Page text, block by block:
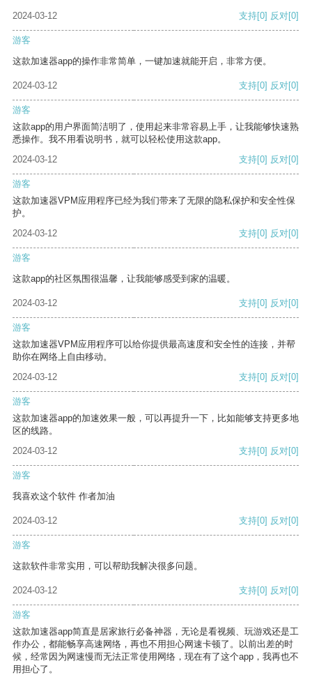
2024-03-12 支持[0] 反对[0]
游客
这款加速器app的操作非常简单，一键加速就能开启，非常方便。
2024-03-12 支持[0] 反对[0]
游客
这款app的用户界面简洁明了，使用起来非常容易上手，让我能够快速熟
悉操作。我不用看说明书，就可以轻松使用这款app。
2024-03-12
支持[0] 反对[0]
游客
这款加速器VPM应用程序已经为我们带来了无限的隐私保护和安全性保
护。
2024-03-12
支持[0] 反对[0]
游客
这款app的社区氛围很温馨，让我能够感受到家的温暖。
2024-03-12 支持[0] 反对[0]
游客
这款加速器VPM应用程序可以给你提供最高速度和安全性的连接，并帮
助你在网络上自由移动。
2024-03-12
支持[0] 反对[0]
游客
这款加速器app的加速效果一般，可以再提升一下，比如能够支持更多地
区的线路。
2024-03-12
支持[0] 反对[0]
游客
我喜欢这个软件 作者加油
2024-03-12 支持[0] 反对[0]
游客
这款软件非常实用，可以帮助我解决很多问题。
2024-03-12 支持[0] 反对[0]
游客
这款加速器app简直是居家旅行必备神器，无论是看视频、玩游戏还是工
作办公，都能畅享高速网络，再也不用担心网速卡顿了。以前出差的时
候，经常因为网速慢而无法正常使用网络，现在有了这个app，我再也不
用担心了。